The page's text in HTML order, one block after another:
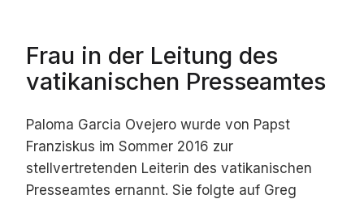
Frau in der Leitung des
vatikanischen Presseamtes
Paloma Garcia Ovejero wurde von Papst
Franziskus im Sommer 2016 zur
stellvertretenden Leiterin des vatikanischen
Presseamtes ernannt. Sie folgte auf Greg